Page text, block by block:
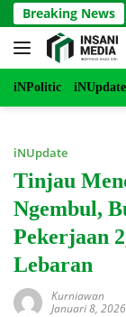
Langsung
ke
konten
Breaking News
Terjunkan
iNPolitic iNUpdate
iNUpdate
Tinjau
Ngembul,
Pekerjaan
Lebaran
Kurniawan
Januari 8, 2026